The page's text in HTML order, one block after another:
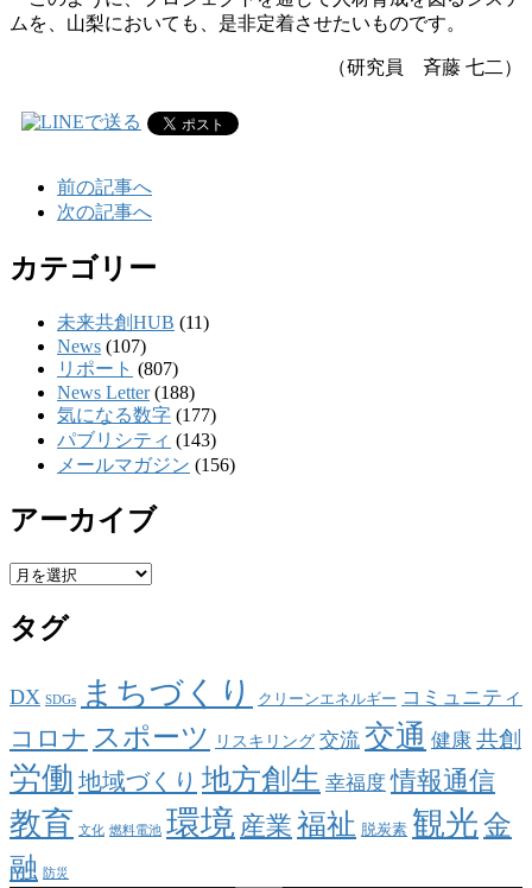
ムを、山梨においても、是非定着させたいものです。
（研究員 斉藤 七二）
前の記事へ
次の記事へ
カテゴリー
未来共創HUB (11)
News (107)
リポート (807)
News Letter(188)
気になる数字 (177)
パブリシティ (143)
メールマガジン (156)
アーカイブ
ア
カ
イ
タグ
DX SDGs まちづくり クリーンエネルギー コミュニティ
コロナ スポーツ リスキリング 交流 交通 健康 共創
労働 地域づくり 地方創生 幸福度 情報通信
教育 文化 燃料電池 環境 産業 福祉 脱炭素 観光金
融
防災